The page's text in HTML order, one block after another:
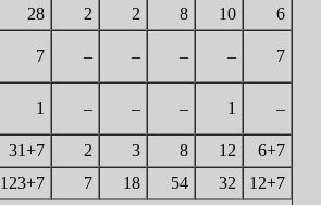
28 2 2 8 10
6
7 – – – – 7
1 – – – 1 –
31+7 2 3 8 12
6+7
123+7 7 18 54 32
12+7